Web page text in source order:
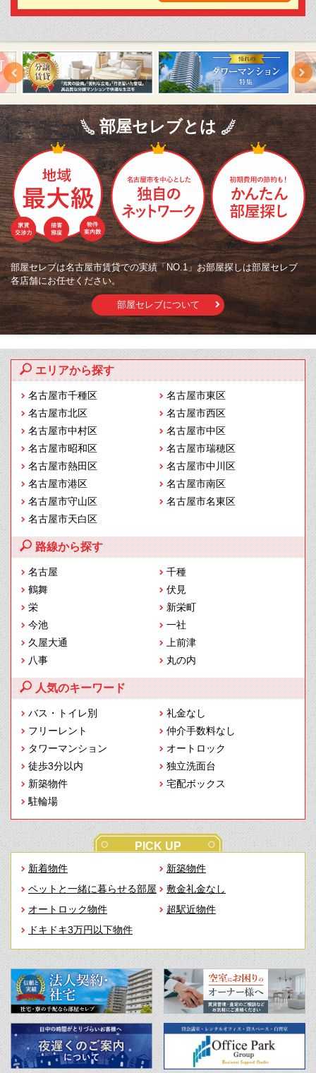
部屋セレブとは
部屋セレブは名古屋市賃貸での実績「NO.1」お部屋探しは部屋セレブ
各店舗にお任せください。
部屋セレブについて
エリアから探す
名古屋市千種区
名古屋市東区
名古屋市北区
名古屋市西区
名古屋市中村区
名古屋市中区
名古屋市昭和区
名古屋市瑞穂区
名古屋市熱田区
名古屋市中川区
名古屋市港区
名古屋市南区
名古屋市守山区
名古屋市名東区
名古屋市天白区
路線から探す
名古屋
千種
鶴舞
伏見
栄
新栄町
今池
一社
久屋大通
上前津
八事
丸の内
人気のキーワード
バス・トイレ別
礼金なし
フリーレント
仲介手数料なし
タワーマンション
オートロック
徒歩3分以内
独立洗面台
新築物件
宅配ボックス
駐輪場
PICK UP
新着物件
新築物件
ペットと一緒に暮らせる部屋
敷金礼金なし
オートロック物件
超駅近物件
ドキドキ3万円以下物件